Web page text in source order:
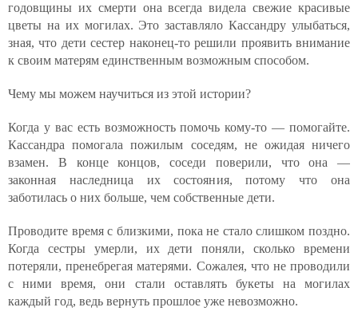
годовщины их смерти она всегда видела свежие красивые
цветы на их могилах. Это заставляло Кассандру улыбаться,
зная, что дети сестер наконец-то решили проявить внимание
к своим матерям единственным возможным способом.
Чему мы можем научиться из этой истории?
Когда у вас есть возможность помочь кому-то — помогайте.
Кассандра помогала пожилым соседям, не ожидая ничего
взамен. В конце концов, соседи поверили, что она —
законная наследница их состояния, потому что она
заботилась о них больше, чем собственные дети.
Проводите время с близкими, пока не стало слишком поздно.
Когда сестры умерли, их дети поняли, сколько времени
потеряли, пренебрегая матерями. Сожалея, что не проводили
с ними время, они стали оставлять букеты на могилах
каждый год, ведь вернуть прошлое уже невозможно.